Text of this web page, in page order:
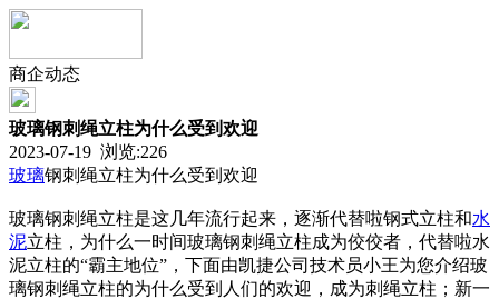
商企动态
玻璃钢刺绳立柱为什么受到欢迎
2023-07-19 浏览:226
玻璃钢刺绳立柱为什么受到欢迎
玻璃钢刺绳立柱是这几年流行起来，逐渐代替啦钢式立柱和水
泥立柱，为什么一时间玻璃钢刺绳立柱成为佼佼者，代替啦水
泥立柱的“霸主地位”，下面由凯捷公司技术员小王为您介绍玻
璃钢刺绳立柱的为什么受到人们的欢迎，成为刺绳立柱；新一